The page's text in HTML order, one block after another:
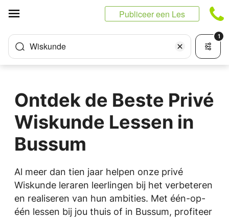
Publiceer een Les
Wiskunde
1
Ontdek de Beste Privé
Wiskunde Lessen in
Bussum
Al meer dan tien jaar helpen onze privé
Wiskunde leraren leerlingen bij het verbeteren
en realiseren van hun ambities. Met één-op-
één lessen bij jou thuis of in Bussum, profiteer